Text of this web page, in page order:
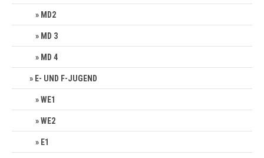
MD2
MD 3
MD 4
E- UND F-JUGEND
WE1
WE2
E1